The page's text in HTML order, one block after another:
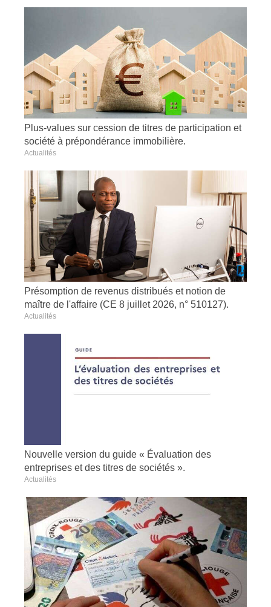
Plus-values sur cession de titres de participation et
société à prépondérance immobilière.
Actualités
Présomption de revenus distribués et notion de
maître de l'affaire (CE 8 juillet 2026, n° 510127).
Actualités
Nouvelle version du guide « Évaluation des
entreprises et des titres de sociétés ».
Actualités